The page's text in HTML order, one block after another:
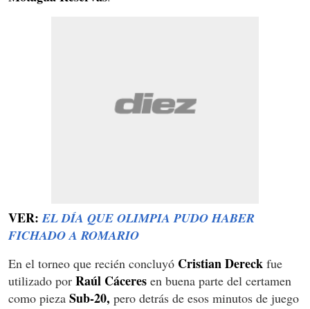
VER:EL DÍA QUE OLIMPIA PUDO HABER
FICHADO A ROMARIO
En el torneo que recién concluyó Cristian Dereck fue
utilizado por Raúl Cáceres en buena parte del certamen
como pieza Sub-20, pero detrás de esos minutos de juego